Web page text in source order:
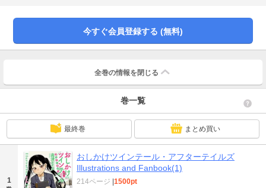
しツイ初期プロットや、まさかのお蔵入り！？おしツイ以前のネームや企画書
など、全世界初公開の秘蔵資料も満載。今すぐ会員登録する (無料)
全巻の情報を 閉じる
巻一覧
最終巻 まとめ買い
1
おしかけツインテール・アフターテイルズ
Illustrations and Fanbook(1)
214ページ 1500pt